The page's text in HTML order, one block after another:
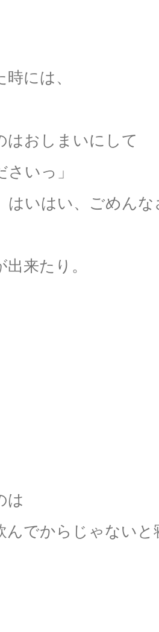
には、
はおしまいにして
いっ」
はいはい、ごめんな
来たり。
は
んでからじゃないと